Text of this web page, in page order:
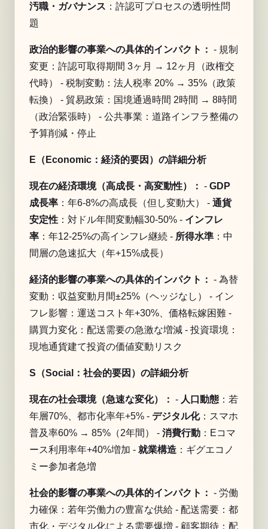
汚職・ガバナンス ：許認可プロセスの透明性問
題
政治的影響の事業への具体的インパクト： - 規制
変更：許認可取得期間 3ヶ月 → 12ヶ月（政権交
代時） - 税制変動：法人税率 20% → 35%（政策
転換） - 貿易政策：国境通過時間 2時間 → 8時間
（政治緊張時） - 公共事業：道路インフラ整備の
予算削減・停止
E（Economic：経済的要因）の詳細分析
現在の経済環境（高成長・高変動性）： - GDP
成長率 ：年6-8%の高成長（但し変動大） - 通貨
安定性 ：対ドル年間変動幅30-50% - インフレ
率 ：年12-25%の高インフレ継続 - 所得水準 ：中
間層の急速拡大（年+15%成長）
経済的影響の事業への具体的インパクト： - 為替
変動：収益変動月間±25%（ヘッジなし） - イン
フレ影響：運送コスト年+30%、価格転嫁困難 -
購買力変化：配送需要の急激な増減 - 投資環境：
現地通貨建て投資の価値変動リスク
S（Social：社会的要因）の詳細分析
現在の社会環境（急速な変化）： - 人口動態 ：若
年層70%、都市化率年+5% - デジタル化：スマホ
普及率60% → 85%（2年間） - 消費行動 ：Eコマ
ース利用率年+40%増加 - 就業構造 ：ギグエコノ
ミー参加者急増
社会的影響の事業への具体的インパクト： - 労働
力確保：若年労働力の豊富な供給 - 配送需要：都
市化・デジタル化による需要爆増 - 顧客期待：配